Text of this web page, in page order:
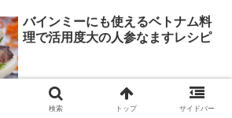
バインミーにも使えるベトナム料
理で活用度大の人参なますレシピ
検索 トップ サイドバー